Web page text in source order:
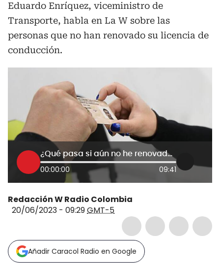
Eduardo Enríquez, viceministro de
Transporte, habla en La W sobre las
personas que no han renovado su licencia de
conducción.
¿Qué pasa si aún no he renovado mi licencia de conducción? MinTransporte responde
00:00:00 09:41
Redacción W Radio Colombia
20/06/2023 - 09:29GMT-5
Añadir Caracol Radio en Google